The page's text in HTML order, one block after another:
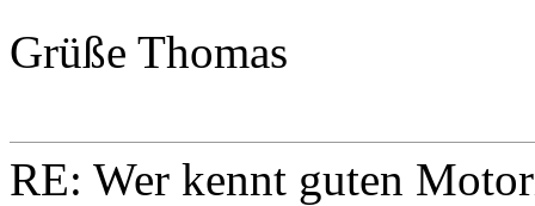
Grüße Thomas
RE: Wer kennt guten